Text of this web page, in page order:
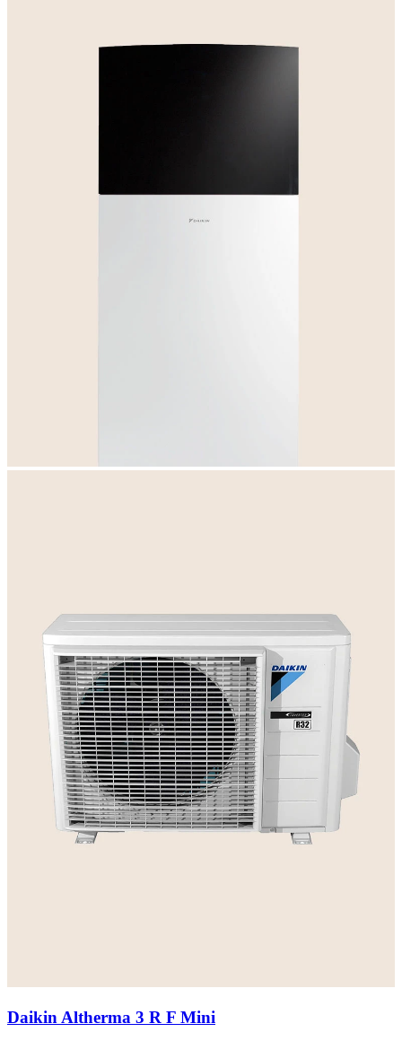
Daikin Altherma 3 R F Mini